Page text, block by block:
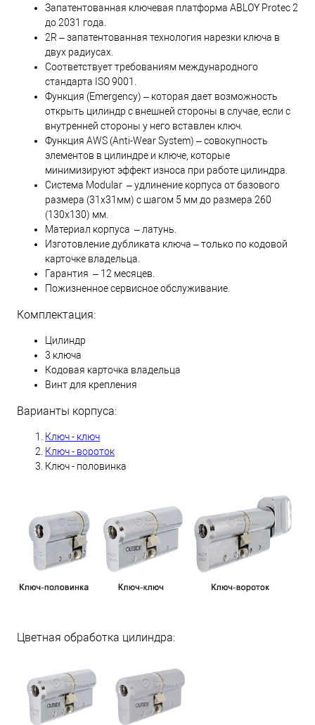
Запатентованная ключевая платформа ABLOY Protec 2
до 2031 года.
2R – запатентованная технология нарезки ключа в
двух радиусах.
Соответствует требованиям международного
стандарта ISO 9001.
Функция (Emergency) – которая дает возможность
открыть цилиндр с внешней стороны в случае, если с
внутренней стороны у него вставлен ключ.
Функция AWS (Anti-Wear System) – совокупность
элементов в цилиндре и ключе, которые
минимизируют эффект износа при работе цилиндра.
Система Modular – удлинение корпуса от базового
размера (31х31мм) с шагом 5 мм до размера 260
(130х130) мм.
Материал корпуса – латунь.
Изготовление дубликата ключа – только по кодовой
карточке владельца.
Гарантия – 12 месяцев.
Пожизненное сервисное обслуживание.
Комплектация:
Цилиндр
3 ключа
Кодовая карточка владельца
Винт для крепления
Варианты корпуса:
Ключ - ключ
Ключ - вороток
Ключ - половинка
Цветная обработка цилиндра: